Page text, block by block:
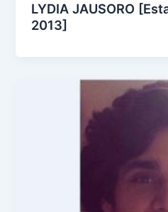
LYDIA JAUSORO
2013]